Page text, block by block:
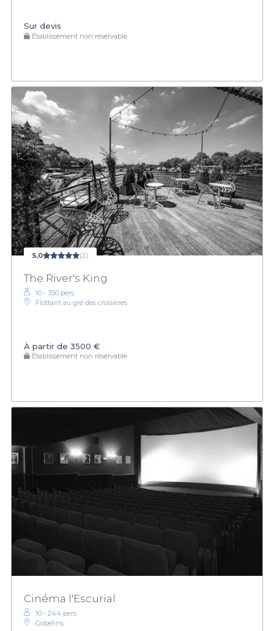
Sur devis
Établissement non réservable
5,0 (2)
The River's King
10 - 350 pers.
Flottant au gré des croisières
À partir de 3500 €
Établissement non réservable
Cinéma l'Escurial
10 - 244 pers.
Gobelins